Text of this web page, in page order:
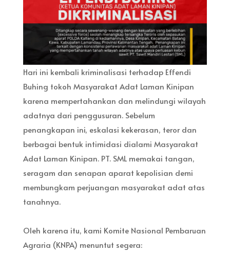
Hari ini kembali kriminalisasi terhadap Effendi
Buhing tokoh Masyarakat Adat Laman Kinipan
karena mempertahankan dan melindungi wilayah
adatnya dari penggusuran. Sebelum
penangkapan ini, eskalasi kekerasan, teror dan
berbagai bentuk intimidasi dialami Masyarakat
Adat Laman Kinipan. PT. SML memakai tangan,
seragam dan senapan aparat kepolisian demi
membungkam perjuangan masyarakat adat atas
tanahnya.
Oleh karena itu, kami Komite Nasional Pembaruan
Agraria (KNPA) menuntut segera: